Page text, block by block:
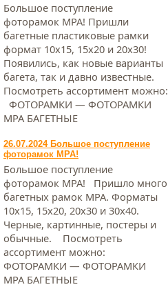
Большое поступление
фоторамок МРА! Пришли
багетные пластиковые рамки
формат 10х15, 15х20 и 20х30!
Появились, как новые варианты
багета, так и давно известные.
Посмотреть ассортимент можно:
ФОТОРАМКИ — ФОТОРАМКИ
МРА БАГЕТНЫЕ
26.07.2024 Большое поступление
фоторамок МРА!
Большое поступление
фоторамок МРА! Пришло много
багетных рамок МРА. Форматы
10х15, 15х20, 20х30 и 30х40.
Черные, картинные, постеры и
обычные. Посмотреть
ассортимент можно:
ФОТОРАМКИ — ФОТОРАМКИ
МРА БАГЕТНЫЕ